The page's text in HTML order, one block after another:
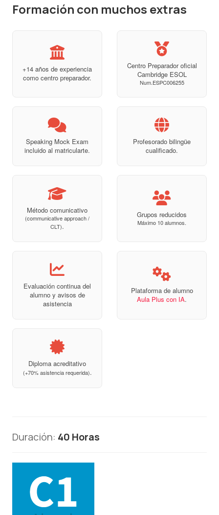
Formación con muchos extras
+14 años de experiencia
como centro preparador.
Centro Preparador oficial
Cambridge ESOL
Num.ESPC006255
Speaking Mock Exam
incluido al matricularte.
Profesorado bilingüe
cualificado.
Método comunicativo
(communicative approach /
CLT).
Grupos reducidos
Máximo 10 alumnos.
Evaluación continua del
alumno y avisos de
asistencia
Plataforma de alumno
Aula Plus con IA.
Diploma acreditativo
(+70% asistencia requerida).
Duración: 40 Horas